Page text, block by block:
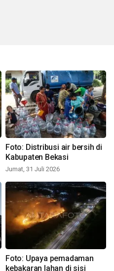
Foto: Distribusi air bersih di
Kabupaten Bekasi
Jumat, 31 Juli 2026
Foto: Upaya pemadaman
kebakaran lahan di sisi